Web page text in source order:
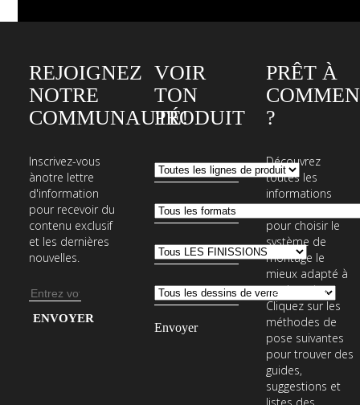
REJOIGNEZ
NOTRE
COMMUNAUTÉ!
Inscrivez-vous
ànotre lettre
d'information
pour recevoir du
contenu exclusif
et les dernières
nouvelles.
Adresse
e-
Entrez
VOIR
TON
PRODUIT
PRÊT À
?
Découvrez
toutes les
informations
pour choisir le
système de
montage le
mieux adapté à
vos besoins.
Cliquez sur les
méthodes de
pose suivantes
pour trouver des
guides,
suggestions et